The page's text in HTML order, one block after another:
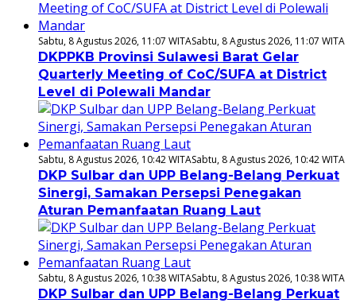
Sabtu, 8 Agustus 2026, 11:07 WITASabtu, 8 Agustus 2026, 11:07 WITA
DKPPKB Provinsi Sulawesi Barat Gelar
Quarterly Meeting of CoC/SUFA at District
Level di Polewali Mandar
Sabtu, 8 Agustus 2026, 10:42 WITASabtu, 8 Agustus 2026, 10:42 WITA
DKP Sulbar dan UPP Belang-Belang Perkuat
Sinergi, Samakan Persepsi Penegakan
Aturan Pemanfaatan Ruang Laut
Sabtu, 8 Agustus 2026, 10:38 WITASabtu, 8 Agustus 2026, 10:38 WITA
DKP Sulbar dan UPP Belang-Belang Perkuat